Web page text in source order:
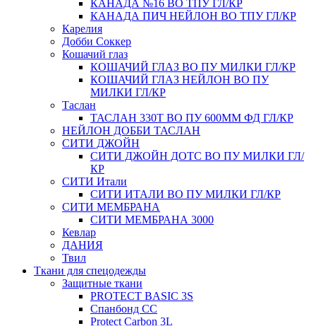
КАНАДА №16 ВО ТПУ ГЛ/КР
КАНАДА ПИЧ НЕЙЛОН ВО ТПУ ГЛ/КР
Карелия
Добби Соккер
Кошачий глаз
КОШАЧИЙ ГЛАЗ ВО ПУ МИЛКИ ГЛ/КР
КОШАЧИЙ ГЛАЗ НЕЙЛОН ВО ПУ
МИЛКИ ГЛ/КР
Таслан
ТАСЛАН 330Т ВО ПУ 600ММ ФД ГЛ/КР
НЕЙЛОН ДОББИ ТАСЛАН
СИТИ ДЖОЙН
СИТИ ДЖОЙН ДОТС ВО ПУ МИЛКИ ГЛ/
КР
СИТИ Итали
СИТИ ИТАЛИ ВО ПУ МИЛКИ ГЛ/КР
СИТИ МЕМБРАНА
СИТИ МЕМБРАНА 3000
Кевлар
ДАНИЯ
Твил
Ткани для спецодежды
Защитные ткани
PROTECT BASIC 3S
Спанбонд СС
Protect Carbon 3L